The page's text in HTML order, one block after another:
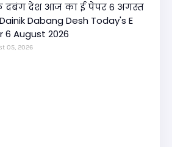
दबंग देश आज का ई पेपर 6 अगस्त
Dabang Desh Today's E
6 August 2026
05, 2026